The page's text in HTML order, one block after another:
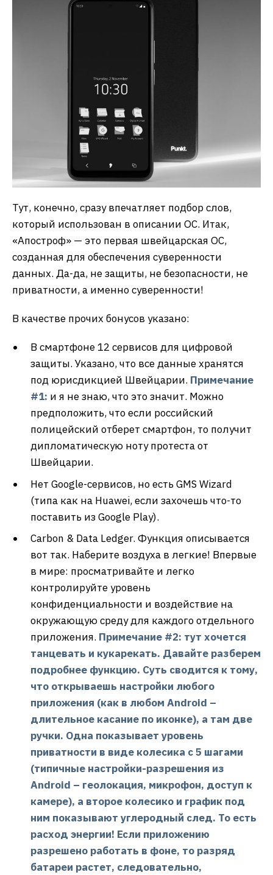
Тут, конечно, сразу впечатляет подбор слов,
который использован в описании ОС. Итак,
«Апостроф» — это первая швейцарская ОС,
созданная для обеспечения суверенности
данных. Да-да, не защиты, не безопасности, не
приватности, а именно суверенности!
В качестве прочих бонусов указано:
В смартфоне 12 сервисов для цифровой
защиты. Указано, что все данные хранятся
под юрисдикцией Швейцарии. Примечание
#1: и я не знаю, что это значит. Можно
предположить, что если российский
полицейский отберет смартфон, то получит
дипломатическую ноту протеста от
Швейцарии.
Нет Google-сервисов, но есть GMS Wizard
(типа как на Huawei, если захочешь что-то
поставить из Google Play).
Carbon & Data Ledger. Функция описывается
вот так. Наберите воздуха в легкие! Впервые
в мире: просматривайте и легко
контролируйте уровень
конфиденциальности и воздействие на
окружающую среду для каждого отдельного
приложения. Примечание #2: тут хочется
танцевать и кукарекать. Давайте разберем
подробнее функцию. Суть сводится к тому,
что открываешь настройки любого
приложения (как в любом Android –
длительное касание по иконке), а там две
ручки. Одна показывает уровень
приватности в виде колесика с 5 шагами
(типичные настройки-разрешения из
Android – геолокация, микрофон, доступ к
камере), а второе колесико и график под
ним показывают углеродный след. То есть
расход энергии! Если приложению
разрешено работать в фоне, то разряд
батареи растет, следовательно,